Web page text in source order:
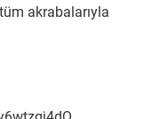
akrabalarıyla